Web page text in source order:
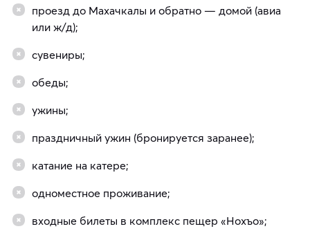
проезд до Махачкалы и обратно — домой (авиа
или ж/д);
сувениры;
обеды;
ужины;
праздничный ужин (бронируется заранее);
катание на катере;
одноместное проживание;
входные билеты в комплекс пещер «Нохъо»;